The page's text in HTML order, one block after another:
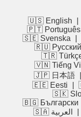
🇺🇸 English
🇵🇹 Português
🇸🇪 Svenska
🇷🇺 Русский
🇹🇷
🇻🇳 Tiếng
🇯🇵 日本語
🇪🇪 Eesti
🇸🇰
🇧🇬 Български
🇸🇦 العربية